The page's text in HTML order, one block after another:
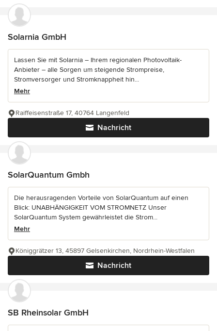
Solarnia GmbH
Lassen Sie mit Solarnia – Ihrem regionalen Photovoltaik-
Anbieter – alle Sorgen um steigende Strompreise,
Stromversorger und Stromknappheit hin...
Mehr
Nachricht
Raiffeisenstraße 17, 40764 Langenfeld
SolarQuantum Gmbh
Die herausragenden Vorteile von SolarQuantum auf einen
Blick: UNABHÄNGIGKEIT VOM STROMNETZ Unser
SolarQuantum System gewährleistet die Strom...
Mehr
Nachricht
Königgrätzer 13, 45897 Gelsenkirchen, Nordrhein-Westfalen
SB Rheinsolar GmbH